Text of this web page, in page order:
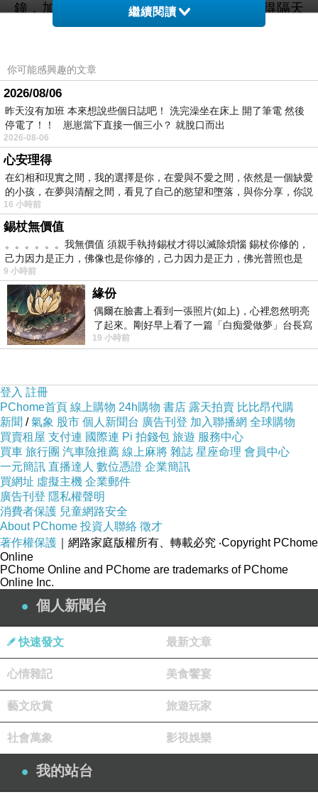
鐘，加上已經餓到不行，我們預定的車還得隔天
才能取車，於是決定開啟人生第一次Uber。畢竟
預設好可能會使用，下載APP也綁好信用卡，畢
竟Uber是不付現金的，叫車時顯示車種、駕駛和
車資後，可以再決定要不要搭乘，相對來說方便
也安全，在台灣沒有過的經驗，就在Uber發源地
舊金山從市區搭回飯店。首搭還搭到了共乘車，
車上至少有三種國籍的人，夾雜著不同語言的車
內，緊張的心情也夾雜著初訪美國的興奮，很快
的十分鐘的車程，四塊美金抵達我們下榻的
Lombard Inn。
不知道是不是時差的關係，還是我在飛機上
睡太多，抵達飯店後，明明長途飛行已經很累，
晚上還沒進食，方圓三公里內更沒有小七超市這
種地方，正想著晚餐只好省了吧!回頭一看，我家
也才晚上十點多耶!我正覺得誇張時，再看看手
機，大半夜的舊金山，台灣也才下午一點多，難
怪我睡不著，想當午覺睡，翻了整晚、起床坐在
窗前發呆看夜景，就是睡不著，心想打算天一亮
就要出門，就這樣熬到早上五點半，雙眼未闔，
還看了部電影，用手機逛完了所有舊金山碼頭附
近的美食，終於六點半天亮了，旅行永遠不會賴
床的Q先生，十分鐘能立刻出門，跟在台灣推拖
拉、換衣服、東摸西摸整裡都要三十分鐘以上，
真的是差很大。
舊金山星期日清晨六點，沒車的Lombard
Street，路大大的，只有早起的遛狗人士和推著
娃娃車運動的爸爸們，當初我們選擇入住
Lombard Street這條路上飯店的考量，除了離碼
頭進之外，也離我們租車的地方走路就可以到，
加上很多景點都在附近，所以選擇這條街上三顆
繼續閱讀
你可能感興趣的文章
2026/08/06
昨天沒有加班 本來想說些個日誌吧！ 洗完澡坐在床上 開了筆電 然後
停電了！！ 崽崽當下直接一個三小？ 就脫口而出
2026-08-06
心安理得
在幻相和現實之間，我的選擇是你，在愛與不愛之間，依然是一個缺愛
的小孩，在夢與清醒之間，看見了自己的慾望和墮落，與你分享，你説
16 小時前
錫杖無價值
。。。。。。我無價值 須親手執持錫杖才得以滅除煩惱 錫杖你修的，
己力因力是正力，佛像也是你修的，己力因力是正力，佛光普照也是
9 小時前
緣份
偶爾在臉書上看到一張照片(如上)，心裡忽然明亮
了起來。剛好早上看了一篇「白痴愛做夢」台長寫
的貼文，在回顧年輕時瘋狂愛上
19 小時前
登入 註冊
PChome首頁 線上購物 24h購物 書店 露天拍賣 比比昂代購
新聞 /氣象 股市 個人新聞台 廣告刊登 加入聯播網 全球購物
買賣租屋 支付連 國際連 Pi 拍錢包 旅遊 服務中心
買車 旅行團 汽車險推薦 線上麻將 雜誌 星座命理 會員中心
一元簡訊 直播達人 數位憑證 企業簡訊
買網址 虛擬主機 企業郵件
廣告刊登 隱私權聲明
消費者保護 兒童網路安全
About PChome 投資人聯絡 徵才
著作權保護 ｜網路家庭版權所有、轉載必究 ‧Copyright PChome
Online
PChome Online and PChome are trademarks of PChome
Online Inc.
個人新聞台
快速發文 最新文章
心情雜記 美食饗宴
藝文欣賞 旅遊玩家
社會萬象 影視娛樂
我的站台